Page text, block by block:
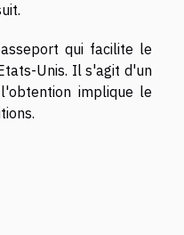
qui facilite le
Unis. Il s'agit d'un
implique le